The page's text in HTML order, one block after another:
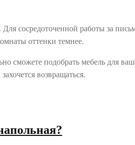
сосредоточенной работы за
оттенки темнее.
сможете подобрать мебель для
возвращаться.